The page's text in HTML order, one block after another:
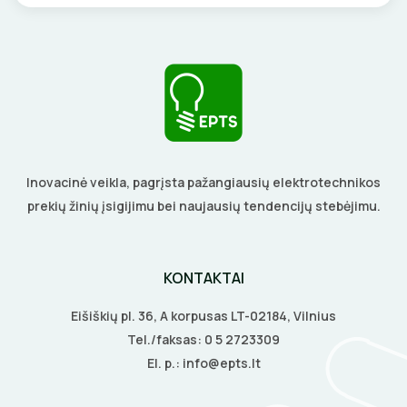
TERMO VAMZDELIAI, PIRŠTINĖS
GRINDINĖS DĖŽUTĖS
VENTILIATORIAI
BATERIJOS
ŽAIBOSAUGA IR ĮŽEMINIMAS
GELINĖS JUNGTYS
SROVĖS TRANSFORMATORIAI
DAIKTADĖŽĖS
PRATRAUKIKLIAI
BŪGNAI KABELIŲ VYNIOJIMUI
GRĘŽIMO KARŪNOS, GRĄŽTAI
ETIKEČIŲ SPAUSDINTUVAI
PJOVIMO ĮRANKIAI
KALIMO ĮRANKIAI
Inovacinė veikla, pagrįsta pažangiausių elektrotechnikos
prekių žinių įsigijimu bei naujausių tendencijų stebėjimu.
KONTAKTAI
Eišiškių pl. 36, A korpusas LT-02184, Vilnius
Tel./faksas: 0 5 2723309
El. p.: info@epts.lt